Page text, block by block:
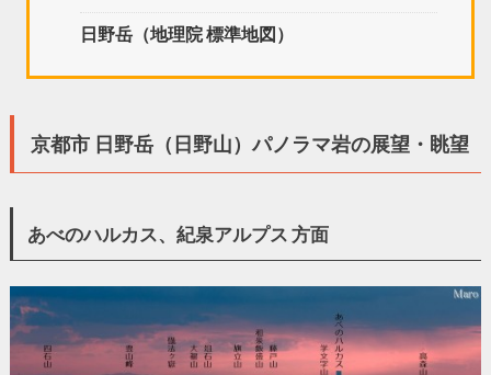
日野岳（地理院 標準地図）
京都市 日野岳（日野山）パノラマ岩の展望・眺望
あべのハルカス、紀泉アルプス 方面